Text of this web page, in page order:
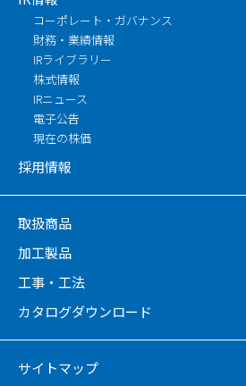
コーポレート・ガバナンス
財務・業績情報
IRライブラリー
株式情報
IRニュース
電子公告
現在の株価
採用情報
取扱商品
加工製品
工事・工法
カタログダウンロード
サイトマップ